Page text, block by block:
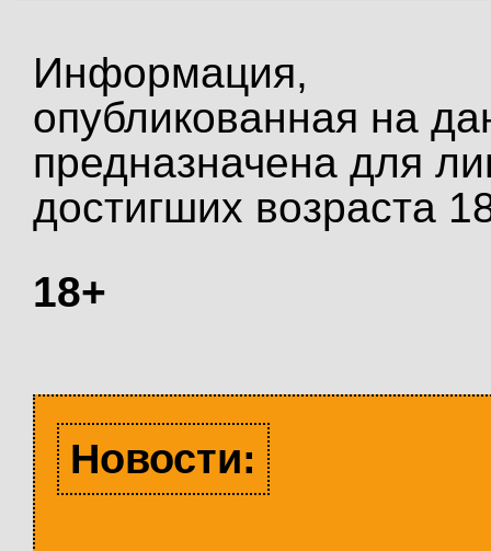
Информация,
опубликованная на
предназначена для
достигших возраста
18+
Новости: